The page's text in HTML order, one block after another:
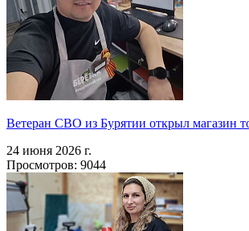
Ветеран СВО из Бурятии открыл магазин
24 июня 2026 г.
Просмотров: 9044